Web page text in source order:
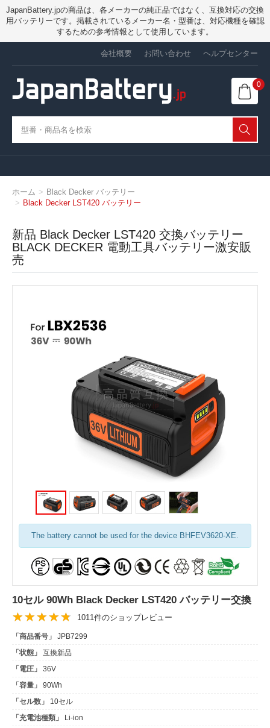
JapanBattery.jpの商品は、各メーカーの純正品ではなく、互換対応の交換
用バッテリーです。掲載されているメーカー名・型番は、対応機種を確認
するための参考情報として使用しています。
会社概要 お問い合わせ ヘルプセンター
0
ホーム
Black Decker バッテリー
Black Decker LST420 バッテリー
新品 Black Decker LST420 交換バッテリー
BLACK DECKER 電動工具バッテリー激安販
売
The battery cannot be used for the device BHFEV3620-XE.
10セル 90Wh Black Decker LST420 バッテリー交換
1011件のショップレビュー
「商品番号」
JPB7299
「状態」
互換新品
「電圧」
36V
「容量」
90Wh
「セル数」
10セル
「充電池種類」
Li-ion